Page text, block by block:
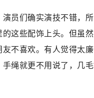
员们确实演技不错，
这些配饰上头。但虽
不喜欢。有人觉得太
绳就更不用说了，几